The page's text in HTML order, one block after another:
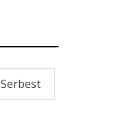
Serbest